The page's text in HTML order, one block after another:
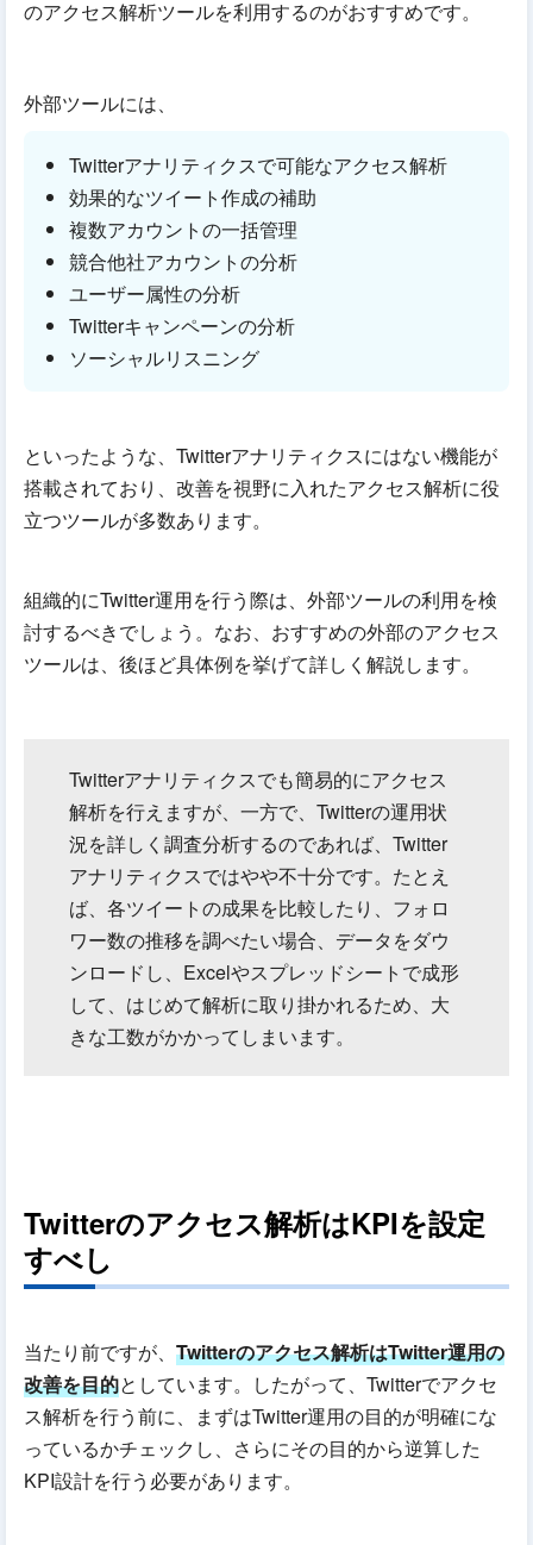
のアクセス解析ツールを利用するのがおすすめです。
外部ツールには、
Twitterアナリティクスで可能なアクセス解析
効果的なツイート作成の補助
複数アカウントの一括管理
競合他社アカウントの分析
ユーザー属性の分析
Twitterキャンペーンの分析
ソーシャルリスニング
といったような、Twitterアナリティクスにはない機能が
搭載されており、改善を視野に入れたアクセス解析に役
立つツールが多数あります。
組織的にTwitter運用を行う際は、外部ツールの利用を検
討するべきでしょう。なお、おすすめの外部のアクセス
ツールは、後ほど具体例を挙げて詳しく解説します。
Twitterアナリティクスでも簡易的にアクセス
解析を行えますが、一方で、Twitterの運用状
況を詳しく調査分析するのであれば、Twitter
アナリティクスではやや不十分です。たとえ
ば、各ツイートの成果を比較したり、フォロ
ワー数の推移を調べたい場合、データをダウ
ンロードし、Excelやスプレッドシートで成形
して、はじめて解析に取り掛かれるため、大
きな工数がかかってしまいます。
Twitterのアクセス解析はKPIを設定
すべし
当たり前ですが、 Twitterのアクセス解析はTwitter運用の
改善を目的としています。したがって、Twitterでアクセ
ス解析を行う前に、まずはTwitter運用の目的が明確にな
っているかチェックし、さらにその目的から逆算した
KPI設計を行う必要があります。